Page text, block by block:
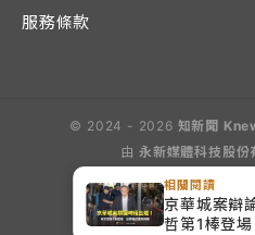
相關閱讀
京華城案辯
哲第1棒登
服務條款
© 2024 - 2026 知新聞
由 永新媒體科技股份